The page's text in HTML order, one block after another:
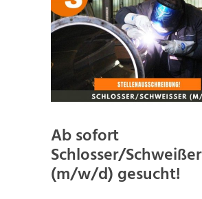
Ab sofort
Schlosser/Schweißer
(m/w/d) gesucht!